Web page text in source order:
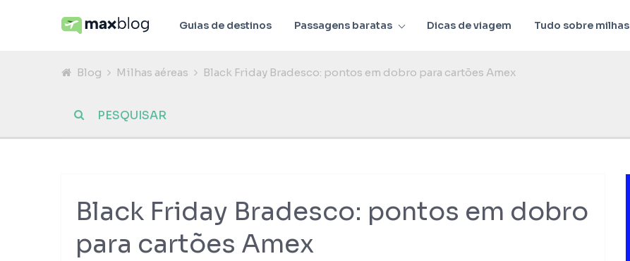
Guias de destinos Passagens baratas Dicas de viagem Tudo sobre milhas
Blog Milhas aéreas Black Friday Bradesco: pontos em dobro para cartões Amex
Black Friday Bradesco: pontos em dobro
para cartões Amex